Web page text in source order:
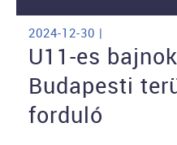
2024-12-30 |
U11-es
Budapesti
forduló